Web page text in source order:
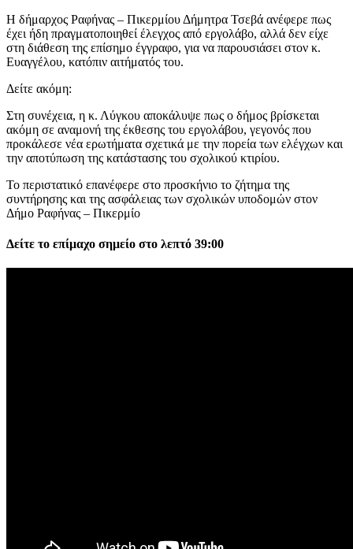
Η δήμαρχος Ραφήνας – Πικερμίου Δήμητρα Τσεβά ανέφερε πως
έχει ήδη πραγματοποιηθεί έλεγχος από εργολάβο, αλλά δεν είχε
στη διάθεση της επίσημο έγγραφο, για να παρουσιάσει στον κ.
Ευαγγέλου, κατόπιν αιτήματός του.
Δείτε ακόμη:
Στη συνέχεια, η κ. Λύγκου αποκάλυψε πως ο δήμος βρίσκεται
ακόμη σε αναμονή της έκθεσης του εργολάβου, γεγονός που
προκάλεσε νέα ερωτήματα σχετικά με την πορεία των ελέγχων και
την αποτύπωση της κατάστασης του σχολικού κτιρίου.
Το περιστατικό επανέφερε στο προσκήνιο το ζήτημα της
συντήρησης και της ασφάλειας των σχολικών υποδομών στον
Δήμο Ραφήνας – Πικερμίο
Δείτε το επίμαχο σημείο στο λεπτό 39:00